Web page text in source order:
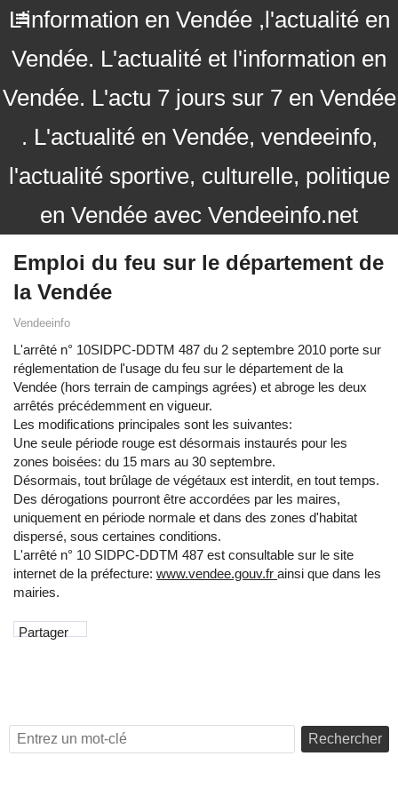
L'information en Vendée ,l'actualité en
Vendée. L'actualité et l'information en
Vendée. L'actu 7 jours sur 7 en Vendée
. L'actualité en Vendée, vendeeinfo,
l'actualité sportive, culturelle, politique
en Vendée avec Vendeeinfo.net
Emploi du feu sur le département de
la Vendée
Vendeeinfo
L'arrêté n° 10SIDPC-DDTM 487 du 2 septembre 2010 porte sur
réglementation de l'usage du feu sur le département de la
Vendée (hors terrain de campings agrées) et abroge les deux
arrêtés précédemment en vigueur.
Les modifications principales sont les suivantes:
Une seule période rouge est désormais instaurés pour les
zones boisées: du 15 mars au 30 septembre.
Désormais, tout brûlage de végétaux est interdit, en tout temps.
Des dérogations pourront être accordées par les maires,
uniquement en période normale et dans des zones d'habitat
dispersé, sous certaines conditions.
L'arrêté n° 10 SIDPC-DDTM 487 est consultable sur le site
internet de la préfecture: www.vendee.gouv.fr ainsi que dans les
mairies.
Partager
Rechercher